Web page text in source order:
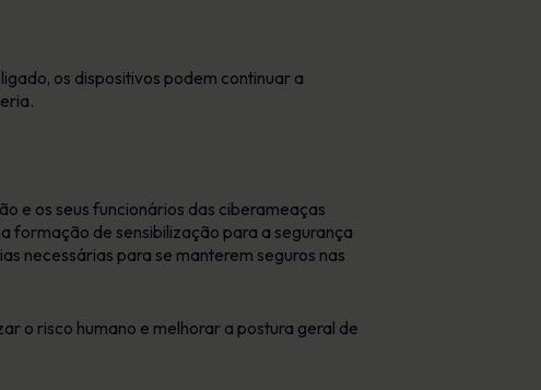
os dispositivos podem continuar a
e os seus funcionários das ciberameaças
formação de sensibilização para a segurança
necessárias para se manterem seguros nas
o risco humano e melhorar a postura geral de